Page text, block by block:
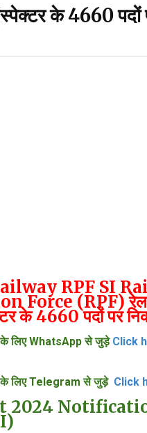
के 4660 पदों
RPF SI
(RPF) रेलवे
के 4660 पदों पर
के लिए WhatsApp से जुड़ेClick
के लिए Telegram से जुड़ेClick
2024